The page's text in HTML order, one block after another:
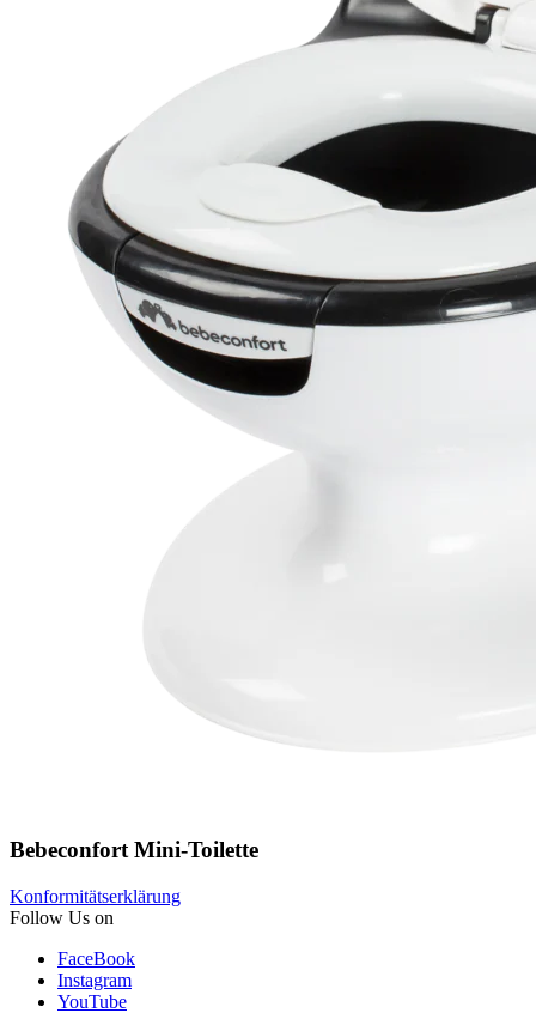
Bebeconfort Mini-Toilette
Konformitätserklärung
Follow Us on
FaceBook
Instagram
YouTube